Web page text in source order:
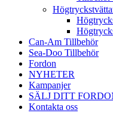
Can-Am Tillbehör
Sea-Doo Tillbehör
Fordon
NYHETER
Kampanjer
SÄLJ DITT
Kontakta oss